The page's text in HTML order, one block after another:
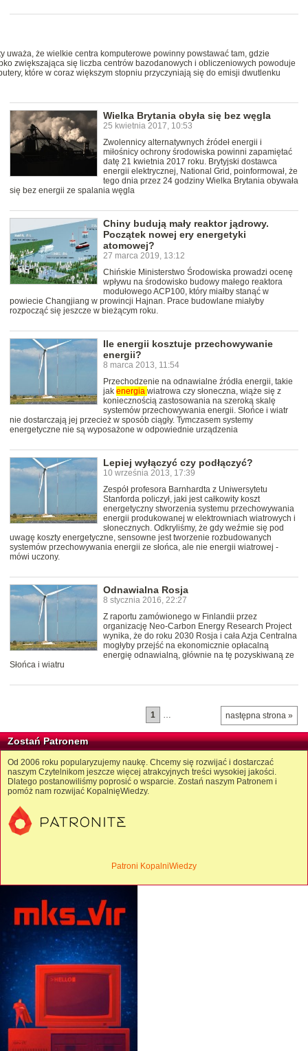
uważa, że wielkie centra komputerowe powinny powstawać tam, gdzie
zwiększająca się liczba centrów bazodanowych i obliczeniowych powoduje
które w coraz większym stopniu przyczyniają się do emisji dwutlenku
Wielka Brytania obyła się bez węgla
25 kwietnia 2017, 10:53
Zwolennicy alternatywnych źródeł energii i
miłośnicy ochrony środowiska powinni zapamiętać
datę 21 kwietnia 2017 roku. Brytyjski dostawca
energii elektrycznej, National Grid, poinformował, że
tego dnia przez 24 godziny Wielka Brytania obywała
się bez energii ze spalania węgla
Chiny budują mały reaktor jądrowy.
Początek nowej ery energetyki
atomowej?
27 marca 2019, 13:12
Chińskie Ministerstwo Środowiska prowadzi ocenę
wpływu na środowisko budowy małego reaktora
modułowego ACP100, który miałby stanąć w
powiecie Changjiang w prowincji Hajnan. Prace budowlane miałyby
rozpocząć się jeszcze w bieżącym roku.
Ile energii kosztuje przechowywanie
energii?
8 marca 2013, 11:54
Przechodzenie na odnawialne źródła energii, takie
jak energia wiatrowa czy słoneczna, wiąże się z
koniecznością zastosowania na szeroką skalę
systemów przechowywania energii. Słońce i wiatr
nie dostarczają jej przecież w sposób ciągły. Tymczasem systemy
energetyczne nie są wyposażone w odpowiednie urządzenia
Lepiej wyłączyć czy podłączyć?
10 września 2013, 17:39
Zespół profesora Barnhardta z Uniwersytetu
Stanforda policzył, jaki jest całkowity koszt
energetyczny stworzenia systemu przechowywania
energii produkowanej w elektrowniach wiatrowych i
słonecznych. Odkryliśmy, że gdy weźmie się pod
uwagę koszty energetyczne, sensowne jest tworzenie rozbudowanych
systemów przechowywania energii ze słońca, ale nie energii wiatrowej -
mówi uczony.
Odnawialna Rosja
8 stycznia 2016, 22:27
Z raportu zamówionego w Finlandii przez
organizację Neo-Carbon Energy Research Project
wynika, że do roku 2030 Rosja i cała Azja Centralna
mogłyby przejść na ekonomicznie opłacalną
energię odnawialną, głównie na tę pozyskiwaną ze
Słońca i wiatru
następna strona »
1 …
Zostań Patronem
Od 2006 roku popularyzujemy naukę. Chcemy się rozwijać i dostarczać
naszym Czytelnikom jeszcze więcej atrakcyjnych treści wysokiej jakości.
Dlatego postanowiliśmy poprosić o wsparcie. Zostań naszym Patronem i
pomóż nam rozwijać KopalnięWiedzy.
Patroni KopalniWiedzy